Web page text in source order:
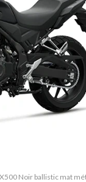
Noir ballistic mat